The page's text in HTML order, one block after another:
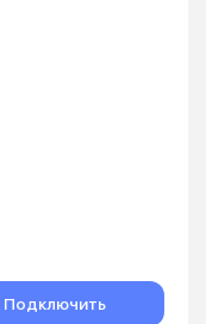
Подключить